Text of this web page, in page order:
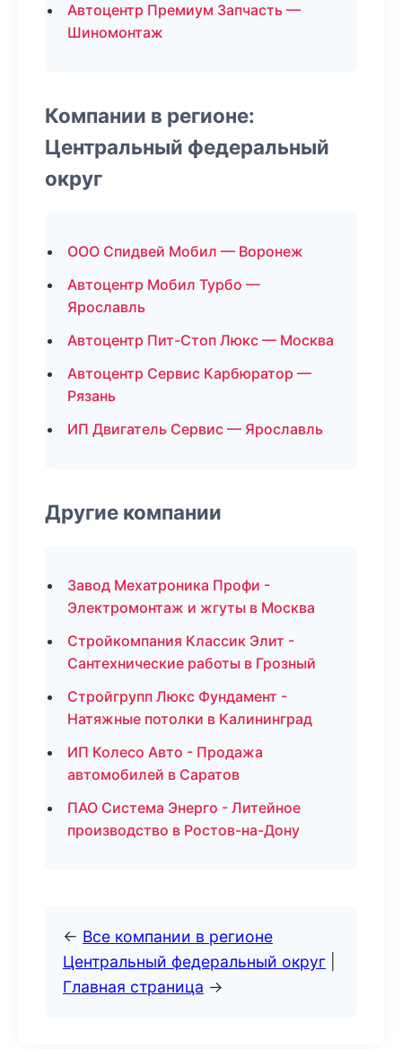
Автоцентр Премиум Запчасть —
Шиномонтаж
Компании в регионе:
Центральный федеральный
округ
ООО Спидвей Мобил — Воронеж
Автоцентр Мобил Турбо —
Ярославль
Автоцентр Пит-Стоп Люкс — Москва
Автоцентр Сервис Карбюратор —
Рязань
ИП Двигатель Сервис — Ярославль
Другие компании
Завод Мехатроника Профи -
Электромонтаж и жгуты в Москва
Стройкомпания Классик Элит -
Сантехнические работы в Грозный
Стройгрупп Люкс Фундамент -
Натяжные потолки в Калининград
ИП Колесо Авто - Продажа
автомобилей в Саратов
ПАО Система Энерго - Литейное
производство в Ростов-на-Дону
← Все компании в регионе
Центральный федеральный округ
Главная страница →